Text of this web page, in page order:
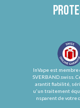
InVape est membre
SVERBAND.swiss.
arantit fiabilité,
u'un traitement
nsparent de votre